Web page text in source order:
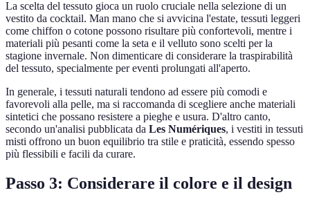
La scelta del tessuto gioca un ruolo cruciale nella selezione di un
vestito da cocktail. Man mano che si avvicina l'estate, tessuti leggeri
come chiffon o cotone possono risultare più confortevoli, mentre i
materiali più pesanti come la seta e il velluto sono scelti per la
stagione invernale. Non dimenticare di considerare la traspirabilità
del tessuto, specialmente per eventi prolungati all'aperto.
In generale, i tessuti naturali tendono ad essere più comodi e
favorevoli alla pelle, ma si raccomanda di scegliere anche materiali
sintetici che possano resistere a pieghe e usura. D'altro canto,
secondo un'analisi pubblicata da Les Numériques, i vestiti in tessuti
misti offrono un buon equilibrio tra stile e praticità, essendo spesso
più flessibili e facili da curare.
Passo 3: Considerare il colore e il design